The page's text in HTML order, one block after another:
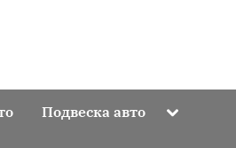
Подвеска авто Toggle